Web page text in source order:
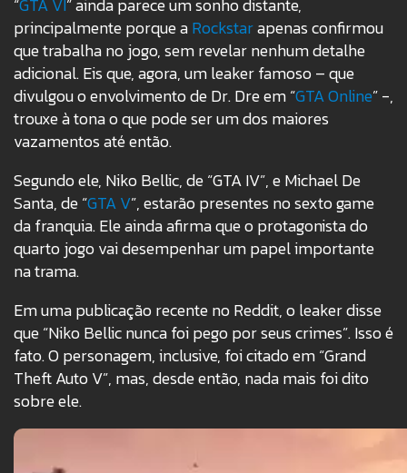
“GTA VI” ainda parece um sonho distante,
principalmente porque aRockstarapenas confirmou
que trabalha no jogo, sem revelar nenhum detalhe
adicional. Eis que, agora, um leaker famoso – que
divulgou o envolvimento de Dr. Dre em “GTA Online” -,
trouxe à tona o que pode ser um dos maiores
vazamentos até então.
Segundo ele, Niko Bellic, de “GTA IV”, e Michael De
Santa, de “GTA V”, estarão presentes no sexto game
da franquia. Ele ainda afirma que o protagonista do
quarto jogo vai desempenhar um papel importante
na trama.
Em uma publicação recente no Reddit, o leaker disse
que “Niko Bellic nunca foi pego por seus crimes”. Isso é
fato. O personagem, inclusive, foi citado em “Grand
Theft Auto V”, mas, desde então, nada mais foi dito
sobre ele.